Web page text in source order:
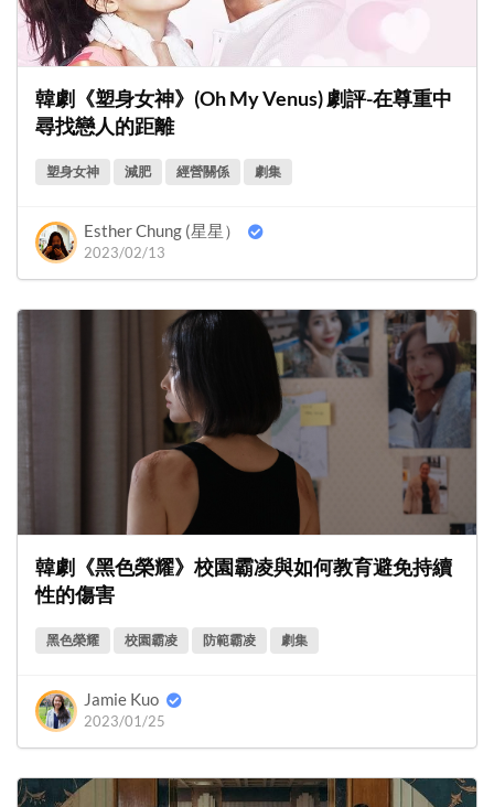
韓劇《塑身女神》(Oh My Venus) 劇評-在尊重中
尋找戀人的距離
塑身女神 減肥 經營關係 劇集
Esther Chung (星星）
2023/02/13
韓劇《黑色榮耀》校園霸凌與如何教育避免持續
性的傷害
黑色榮耀 校園霸凌 防範霸凌 劇集
Jamie Kuo
2023/01/25